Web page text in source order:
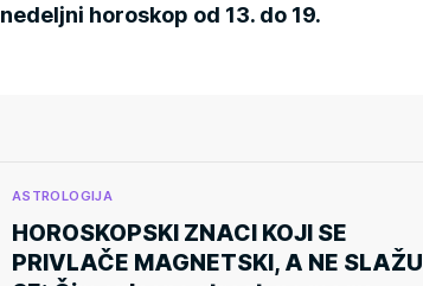
nedeljni horoskop od 13. do 19.
ASTROLOGIJA
HOROSKOPSKI ZNACI KOJI SE
PRIVLAČE MAGNETSKI, A NE SLAŽU